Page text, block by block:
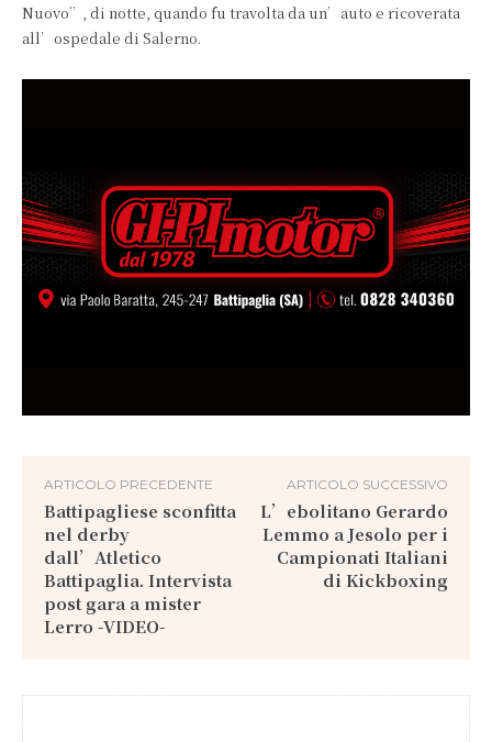
Nuovo”, di notte, quando fu travolta da un’auto e ricoverata
all’ospedale di Salerno.
ARTICOLO PRECEDENTE
Battipagliese sconfitta
nel derby
dall’Atletico
Battipaglia. Intervista
post gara a mister
Lerro -VIDEO-
ARTICOLO SUCCESSIVO
L’ebolitano Gerardo
Lemmo a Jesolo per i
Campionati Italiani
di Kickboxing